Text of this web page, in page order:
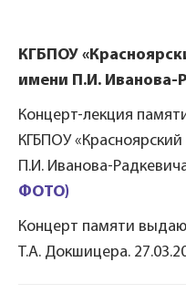
КГБПОУ
имени П.И. Иванова-
Концерт-лекция
КГБПОУ
П.И. Иванова-
ФОТО)
Концерт памяти
Т.А. Докшицера.